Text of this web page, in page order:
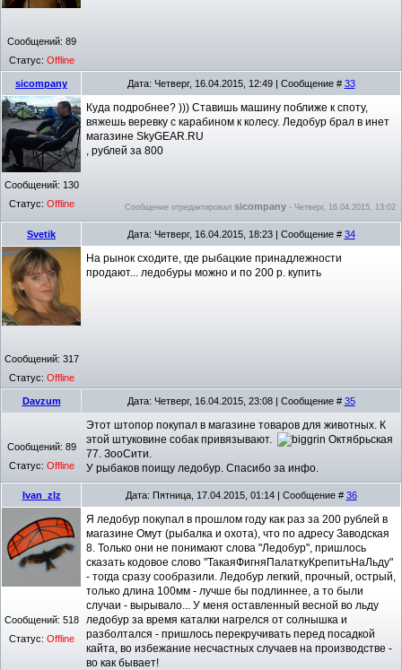
Сообщений: 89
Статус: Offline
sicompany Дата: Четверг, 16.04.2015, 12:49 | Сообщение # 33
Сообщений: 130
Статус: Offline
Куда подробнее? ))) Ставишь машину поближе к споту,
вяжешь веревку с карабином к колесу. Ледобур брал в инет
магазине SkyGEAR.RU
, рублей за 800
Сообщение отредактировал sicompany - Четверг, 16.04.2015, 13:02
Svetik Дата: Четверг, 16.04.2015, 18:23 | Сообщение # 34
Сообщений: 317
Статус: Offline
На рынок сходите, где рыбацкие принадлежности
продают... ледобуры можно и по 200 р. купить
Davzum Дата: Четверг, 16.04.2015, 23:08 | Сообщение # 35
Сообщений: 89
Статус: Offline
Этот штопор покупал в магазине товаров для животных. К
этой штуковине собак привязывают.
Октябрьская
77. ЗооСити.
У рыбаков поищу ледобур. Спасибо за инфо.
Ivan_zlz Дата: Пятница, 17.04.2015, 01:14 | Сообщение # 36
Сообщений: 518
Статус: Offline
Я ледобур покупал в прошлом году как раз за 200 рублей в
магазине Омут (рыбалка и охота), что по адресу Заводская
8. Только они не понимают слова "Ледобур", пришлось
сказать кодовое слово "ТакаяФигняПалаткуКрепитьНаЛьду"
- тогда сразу сообразили. Ледобур легкий, прочный, острый,
только длина 100мм - лучше бы подлиннее, а то были
случаи - вырывало... У меня оставленный весной во льду
ледобур за время каталки нагрелся от солнышка и
разболтался - пришлось перекручивать перед посадкой
кайта, во избежание несчастных случаев на производстве -
во как бывает!